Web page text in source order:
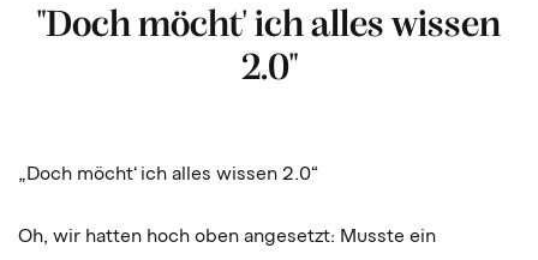
"Doch möcht' ich alles wissen
2.0"
„Doch möcht‘ ich alles wissen 2.0“
Oh, wir hatten hoch oben angesetzt: Musste ein